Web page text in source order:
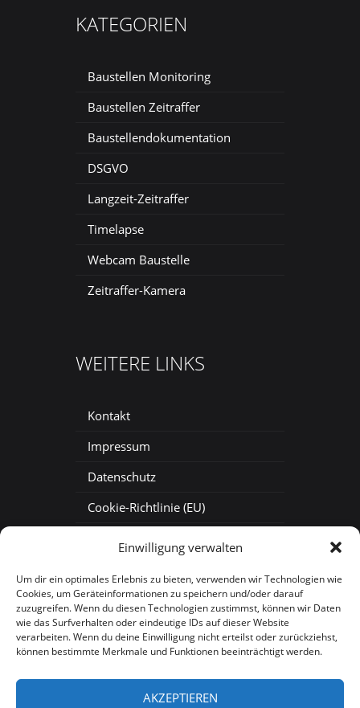
Einwilligung verwalten
Um dir ein optimales Erlebnis zu bieten, verwenden wir Technologien wie
Cookies, um Geräteinformationen zu speichern und/oder darauf
zuzugreifen. Wenn du diesen Technologien zustimmst, können wir Daten
wie das Surfverhalten oder eindeutige IDs auf dieser Website
verarbeiten. Wenn du deine Einwilligung nicht erteilst oder zurückziehst,
können bestimmte Merkmale und Funktionen beeinträchtigt werden.
AKZEPTIEREN
KATEGORIEN
Baustellen Monitoring
Baustellen Zeitraffer
Baustellendokumentation
DSGVO
Langzeit-Zeitraffer
Timelapse
Webcam Baustelle
Zeitraffer-Kamera
WEITERE LINKS
Kontakt
Impressum
Datenschutz
Cookie-Richtlinie (EU)
Baustellen-Webcam